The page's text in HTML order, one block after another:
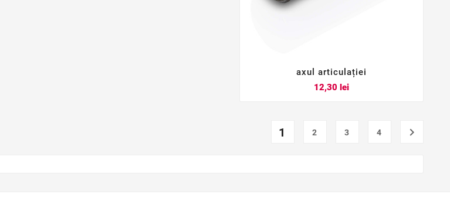
 
axul articulației
12,30 leiPret
1 2 3 4 